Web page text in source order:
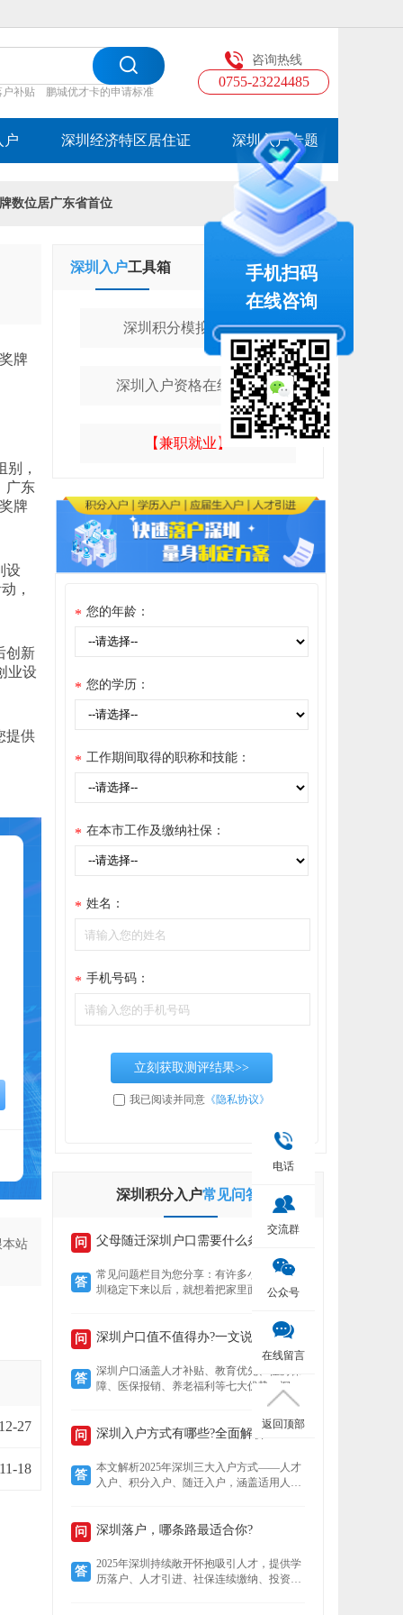
户补贴 鹏城优才卡的申请标准
咨询热线
0755-23224485
户 深圳经济特区居住证 深圳入户专题
数位居广东省首位
牌
，
广东
牌
设
，
创新
业设
提供
本站
27
11-18
深圳入户工具箱 学历提升工具箱
深圳积分模拟计算器
深圳入户资格在线测评
【兼职就业】
* 您的年龄：
* 您的学历：
* 工作期间取得的职称和技能：
* 在本市工作及缴纳社保：
* 姓名：
* 手机号码：
立刻获取测评结果>>
我已阅读并同意 《隐私协议》
深圳积分入户常见问答
问 父母随迁深圳户口需要什么条件？
答
常见问题栏目为您分享：有许多小伙伴在深
圳稳定下来以后，就想着把家里面的老人接
也迁过来，下文就为您介绍老人迁户口过来
以后有什么好处？然后再来了解，父母随迁
问 深圳户口值不值得办?一文说清7大核心优势!
答
深圳户口涵盖人才补贴、教育优先、住房保
障、医保报销、养老福利等七大优势。深户
可领本科至博士补贴，子女享公立学位及中
考加分，住房成本低至市场30%，医保报销
比例高达95%，退休养老金更高，且支持全
价值。
问 深圳入户方式有哪些?全面解析!
答
本文解析2025年深圳三大入户方式——人才
入户、积分入户、随迁入户，涵盖适用人
历要求但竞争激烈，随迁入户条件宽松，助
问 深圳落户，哪条路最适合你?
答
2025年深圳持续敞开怀抱吸引人才，提供学
历落户、人才引进、社保连续缴纳、投资创
手机扫码
在线咨询
电话
交流群
公众号
在线留言
返回顶部